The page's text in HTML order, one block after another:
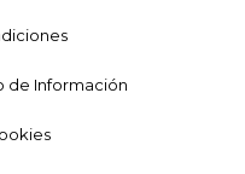
de Información